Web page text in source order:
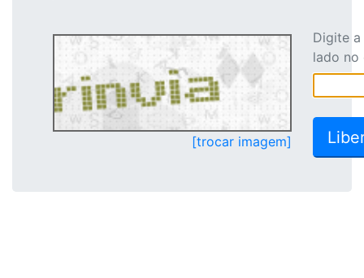
[trocar imagem]
Digite
lado no